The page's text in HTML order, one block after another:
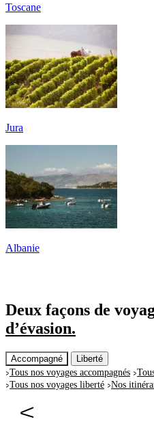
Toscane
Jura
Albanie
Deux façons de
d’évasion.
Accompagné
Liberté
Tous nos voyages accompagnés
Tous nos voyages liberté
Nos